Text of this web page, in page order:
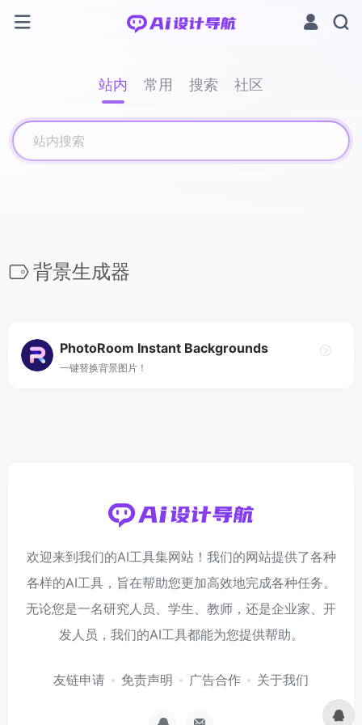
站内 常用 搜索 社区
背景生成器
PhotoRoom Instant Backgrounds
一键替换背景图片！
欢迎来到我们的AI工具集网站！我们的网站提供了各种
各样的AI工具，旨在帮助您更加高效地完成各种任务。
无论您是一名研究人员、学生、教师，还是企业家、开
发人员，我们的AI工具都能为您提供帮助。
友链申请 免责声明 广告合作 关于我们